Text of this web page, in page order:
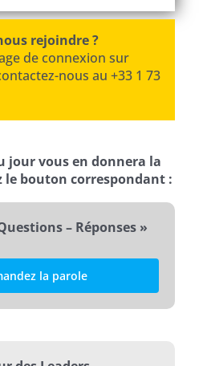
rejoindre ?
de connexion sur
nous au +33 1 73
jour vous en donnera la
bouton correspondant :
– Réponses »
la parole